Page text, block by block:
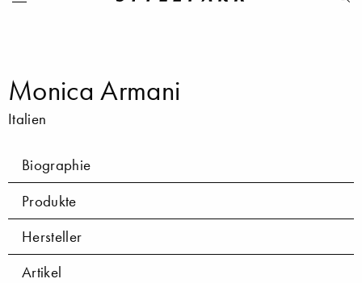
Monica Armani
Italien
Biographie
Produkte
Hersteller
Artikel